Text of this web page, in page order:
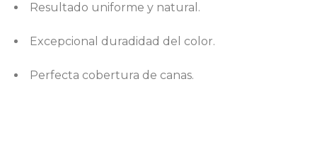
Resultado uniforme y natural.
Excepcional duradidad del color.
Perfecta cobertura de canas.